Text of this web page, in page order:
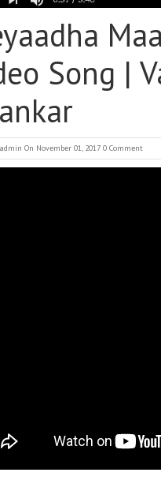
Song |
admin On November 01, 2017 0 Comment